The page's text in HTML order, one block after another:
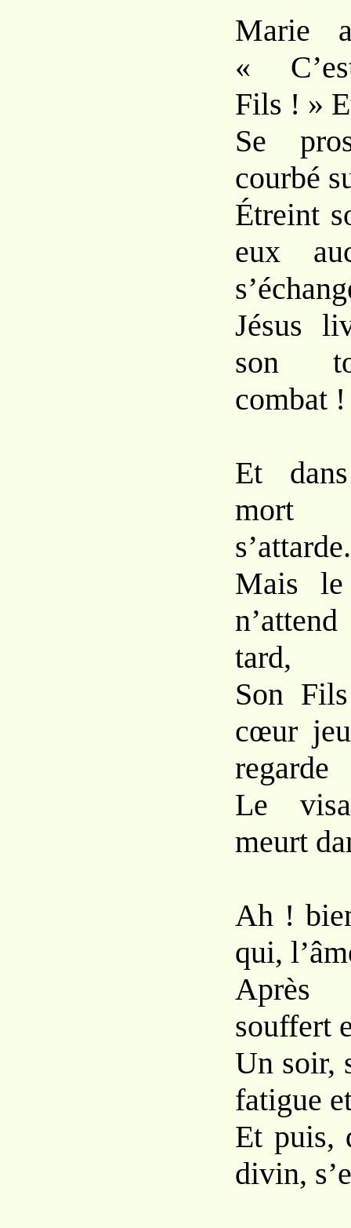
Marie
«
Fils ! »
Se
courbé
Étreint
eux
Jésus
son
combat !
Et
mort
Mais
tard,
Son
cœur
regarde
Le
meurt
Ah !
qui,
Après
souffert
Un soir,
fatigue
Et puis,
divin,